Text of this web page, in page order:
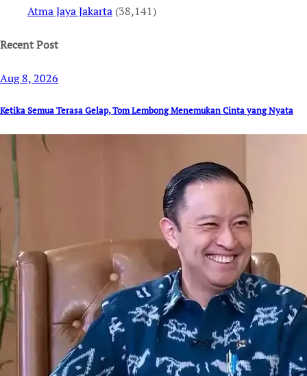
Atma Jaya Jakarta (38,141)
Recent Post
Aug 8, 2026
Ketika Semua Terasa Gelap, Tom Lembong Menemukan Cinta yang Nyata